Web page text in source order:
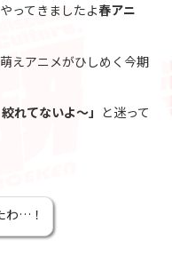
ってきましたよ春アニ
えアニメがひしめく今期
れてないよ～」 と迷って
わ…！